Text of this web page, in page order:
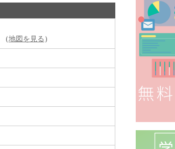
（地図を見る ）